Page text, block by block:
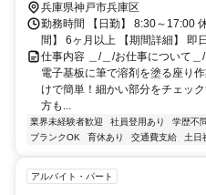
兵庫県神戸市兵庫区
勤務時間 【日勤】 8:30～17:00
間】 6ヶ月以上 【期間詳細】 即
仕事内容 ＿/＿/お仕事について＿
電子基板に筆で溶剤を塗る座り
けで簡単！細かい部分をチェッ
方も...
業界未経験者歓迎 社員登用あり 学歴不
ブランクOK
育休あり 交通費支給 土日
アルバイト・パート